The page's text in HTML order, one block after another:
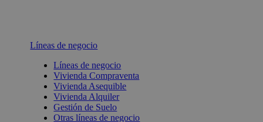
Líneas de negocio
Líneas de negocio
Vivienda Compraventa
Vivienda Asequible
Vivienda Alquiler
Gestión de Suelo
Otras líneas de negocio